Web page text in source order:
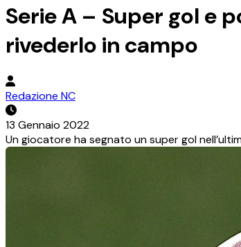
Serie A – Super gol e
rivederlo in campo
Redazione NC
13 Gennaio 2022
Un giocatore ha segnato un super gol